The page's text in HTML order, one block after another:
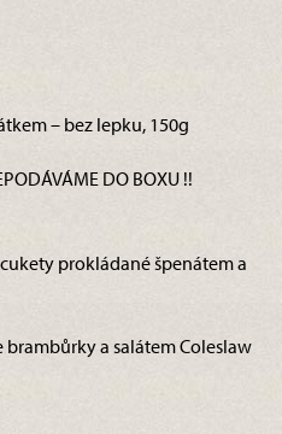
– bez lepku, 150g
DO BOXU !!
prokládané špenátem a
a salátem Coleslaw